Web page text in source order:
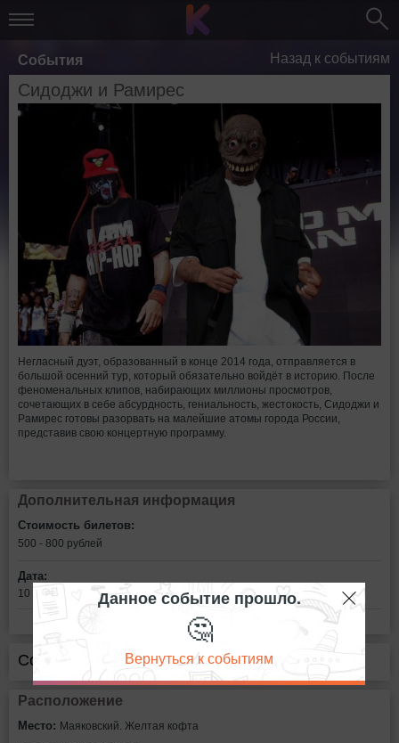
События Назад к событиям
Сидоджи и Рамирес
Негласный дуэт, образованный в конце 2014 года, отправляется в
большой осенний тур, который обязательно войдёт в историю. После
феноменальных клипов, набирающих миллионы просмотров,
сочетающих в себе абсурдность, гениальность, жестокость, Сидоджи и
Рамирес готовы разорвать на малейшие атомы города России,
представив свою концертную программу.
Дополнительная информация
Стоимость билетов:
500 - 800 рублей
Дата:
10 октября в 19:00
Сообщить об ошибке
Расположение
Место: Маяковский. Желтая кофта
Данное событие прошло.
🤔
Вернуться к событиям